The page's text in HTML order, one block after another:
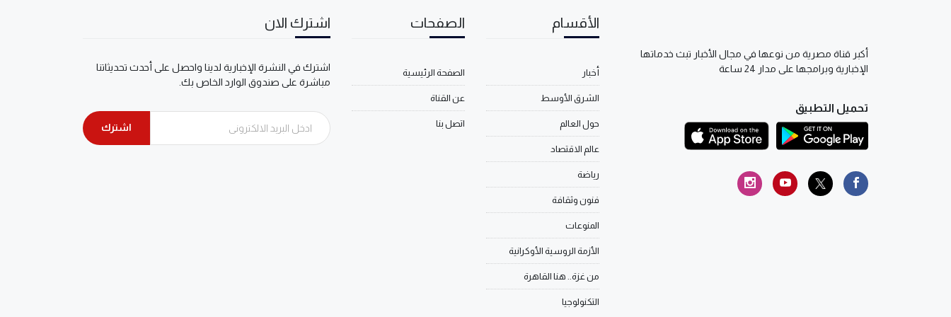
أكبر قناة مصرية من نوعها في مجال الأخبار تبث خدماتها
الإخبارية وبرامجها على مدار 24 ساعة
تحميل التطبيق
الأقسام
أخبار
الشرق الأوسط
حول العالم
عالم الاقتصاد
رياضة
فنون وثقافة
المنوعات
الأزمة الروسية الأوكرانية
من غزة.. هنا القاهرة
التكنولوجيا
الصفحات
الصفحة الرئيسية
عن القناة
اتصل بنا
اشترك الان
اشترك في النشرة الإخبارية لدينا واحصل على أحدث تحديثاتنا
مباشرة على صندوق الوارد الخاص بك.
اشترك